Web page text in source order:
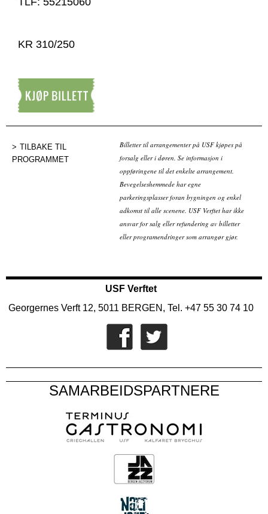
KR 310/250
TILBAKE TIL
PROGRAMMET
Billetter til arrangementer på USF kjøpes på
forsalg eller i døren. Se informasjon i
oppføringene til det enkelte arrangement.
Bevegelseshemmede har egne
parkeringsplasser foran bygningen og enkel
adkomst til alle scenene. USF Verftet har ikke
ansvar for salg eller refundering av billetter
eller programendringer som arrangør gjør.
USF Verftet
Georgernes Verft 12, 5011 BERGEN, Tel. +47 55 30 74 10
SAMARBEIDSPARTNERE